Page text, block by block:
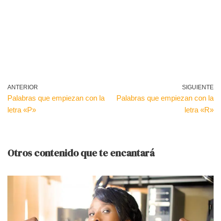
ANTERIOR
Palabras que empiezan con la
letra «P»
SIGUIENTE
Palabras que empiezan con la
letra «R»
Otros contenido que te encantará